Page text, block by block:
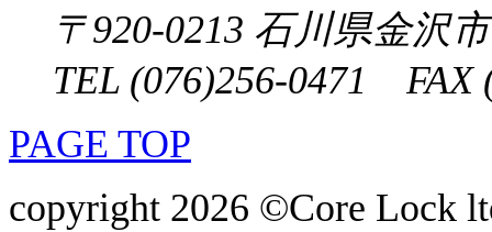
〒920-0213 石川県金沢
TEL (076)256-0471 FAX
PAGE TOP
copyright 2026 ©Core Lock